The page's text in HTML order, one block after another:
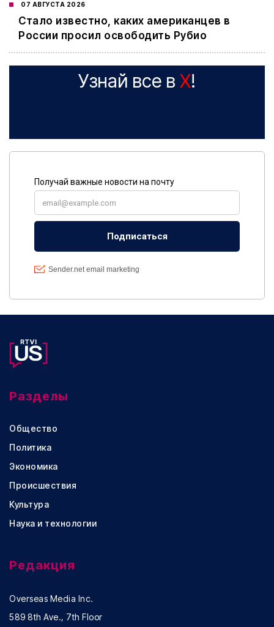
07 АВГУСТА 2026
Стало известно, каких американцев в
России просил освободить Рубио
Узнай все в X!
Разделы
Общество
Политика
Экономика
Происшествия
Культура
Наука и технологии
Редакция
Overseas Media Inc.
589 8th Ave., 7th Floor